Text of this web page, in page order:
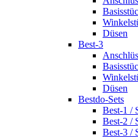
Düsen
Best-3
Düsen
Bestdo-Sets
Best-1 /
Best-2 /
Best-3 /